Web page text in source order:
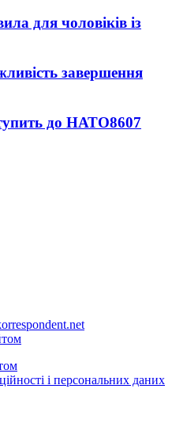
для чоловіків із
завершення
до НАТО8607
і персональних даних